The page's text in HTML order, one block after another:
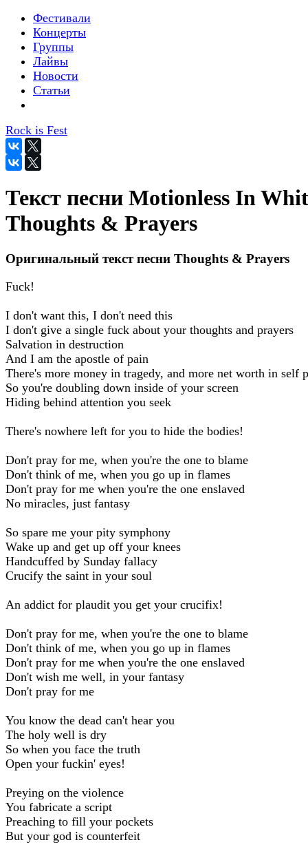
Фестивали
Концерты
Группы
Лайвы
Новости
Статьи
Rock is Fest
Текст песни Motionless In
Thoughts & Prayers
Оригинальный текст песни Thoughts & Prayers
Fuck!
I don't want this, I don't need this
I don't give a single fuck about your thoughts and prayers
Salvation in destruction
And I am the apostle of pain
There's more money in tragedy, and more net worth in self
So you're doubling down inside of your screen
Hiding behind attention you seek
There's nowhere left for you to hide the bodies!
Don't pray for me, when you're the one to blame
Don't think of me, when you go up in flames
Don't pray for me when you're the one enslaved
No miracles, just fantasy
So spare me your pity symphony
Wake up and get up off your knees
Handcuffed by Sunday fallacy
Crucify the saint in your soul
An addict for plaudit you get your crucifix!
Don't pray for me, when you're the one to blame
Don't think of me, when you go up in flames
Don't pray for me when you're the one enslaved
Don't wish me well, in your fantasy
Don't pray for me
You know the dead can't hear you
The holy well is dry
So when you face the truth
Open your fuckin' eyes!
Preying on the violence
You fabricate a script
Preaching to fill your pockets
But your god is counterfeit